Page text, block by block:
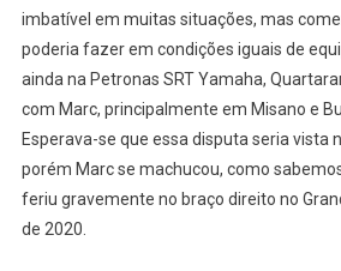
imbatível em muitas situações, mas
poderia fazer em condições iguais de
ainda na Petronas SRT Yamaha,
com Marc, principalmente em Misano e
Esperava-se que essa disputa seria vista
porém Marc se machucou, como
feriu gravemente no braço direito no
de 2020.